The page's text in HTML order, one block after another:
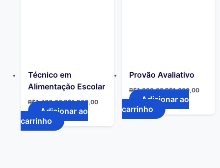
Técnico em
Alimentação Escolar
R$1.400,00 R$1.200,00
Adicionar ao
carrinho
Provão Avaliativo
R$1.800,00 R$1.600,00
Adicionar ao
carrinho